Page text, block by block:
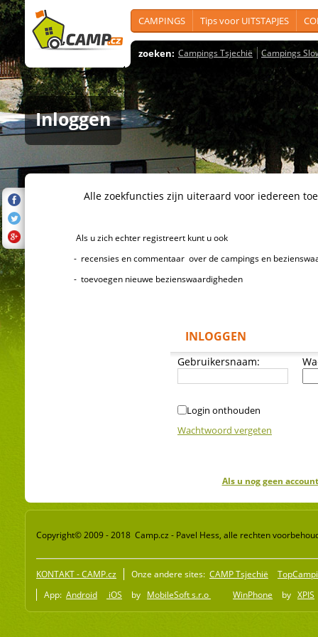
CAMPINGS Tips voor UITSTAPJES
zoeken: Campings Tsjechië Campings
Inloggen
Alle zoekfuncties zijn uiteraard voor iedereen
Als u zich echter registreert kunt u ook
- recensies en commentaar over de campings en
- toevoegen nieuwe bezienswaardigheden
INLOGGEN
Gebruikersnaam:
Login onthouden
Wachtwoord vergeten
Als u nog geen
Copyright© 2009 - 2018 Camp.cz - Pavel Hess, alle rechten
KONTAKT - CAMP.cz Onze andere sites: CAMP Tsjechië
App: Android iOS by MobileSoft s.r.o WinPhone by XPIS